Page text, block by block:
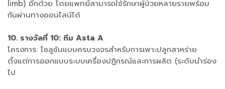
limb) อีกด้วย โดยแพทย์สามารถใช้รักษาผู้ป่วยหลายรายพร้อม
กันผ่านทางออนไลน์ได้
10. รางวัลที่ 10: ทีม Asta A
โครงการ: โซลูชันแบบครบวงจรสำหรับการเพาะปลูกสาหร่าย
ตั้งแต่การออกแบบระบบเครื่องปฏิกรณ์และการผลิต (ระดับนำร่อง
ไป